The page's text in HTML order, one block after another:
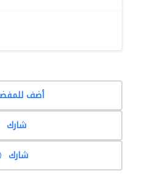
أضف
شارك
شارك